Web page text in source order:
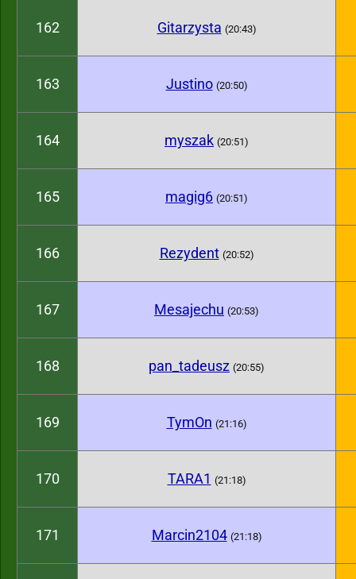
162 Gitarzysta (20:43)
163 Justino (20:50)
164 myszak (20:51)
165 magig6 (20:51)
166 Rezydent (20:52)
167 Mesajechu (20:53)
168 pan_tadeusz (20:55)
169 TymOn (21:16)
170 TARA1 (21:18)
171 Marcin2104 (21:18)